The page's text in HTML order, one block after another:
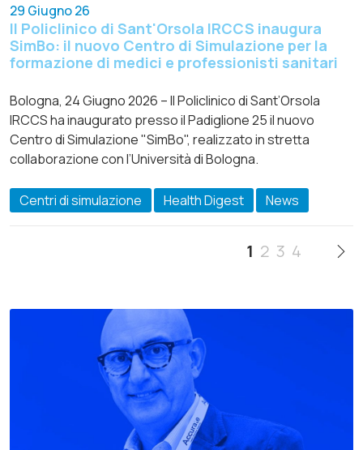
29 Giugno 26
Il Policlinico di Sant'Orsola IRCCS inaugura
SimBo: il nuovo Centro di Simulazione per la
formazione di medici e professionisti sanitari
Bologna, 24 Giugno 2026 – Il Policlinico di Sant’Orsola
IRCCS ha inaugurato presso il Padiglione 25 il nuovo
Centro di Simulazione "SimBo", realizzato in stretta
collaborazione con l’Università di Bologna.
Centri di simulazione Health Digest News
1 2 3 4